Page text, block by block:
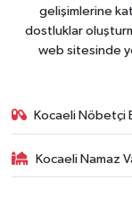
gelişimlerine
dostluklar
web sitesinde
Kocaeli Nöbetçi
Kocaeli Namaz